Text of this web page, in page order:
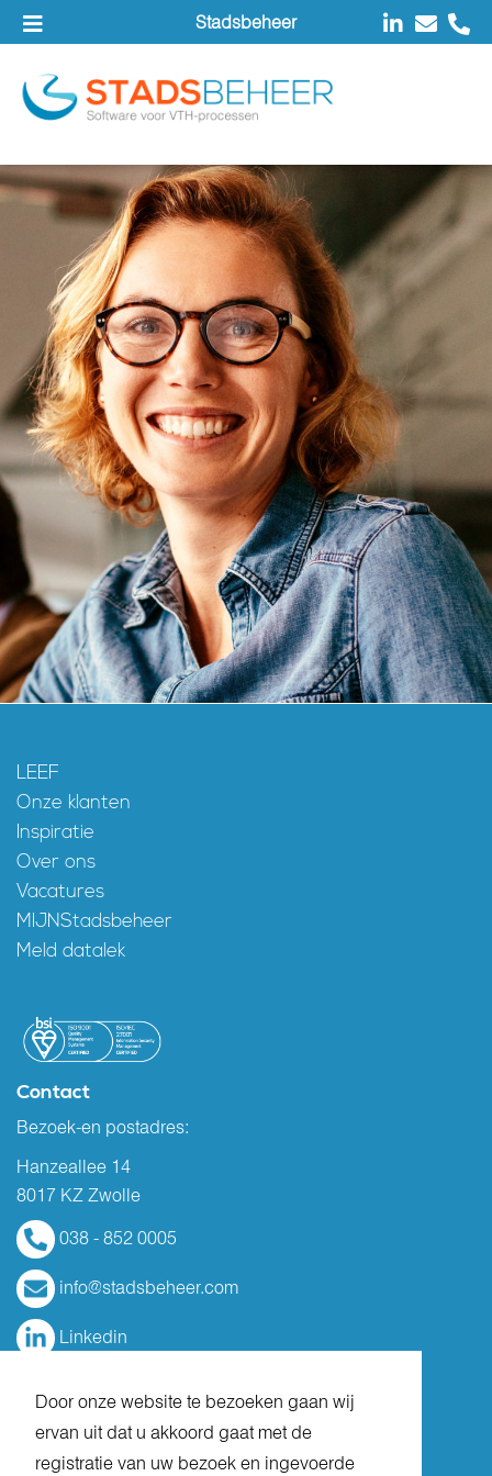
Door onze website te bezoeken gaan wij
ervan uit dat u akkoord gaat met de
registratie van uw bezoek en ingevoerde
Stadsbeheer
LEEF
Onze klanten
Inspiratie
Over ons
Vacatures
MIJNStadsbeheer
Meld datalek
Contact
Bezoek-en postadres:
Hanzeallee 14
8017 KZ Zwolle
038 - 852 0005
info@stadsbeheer.com
Linkedin